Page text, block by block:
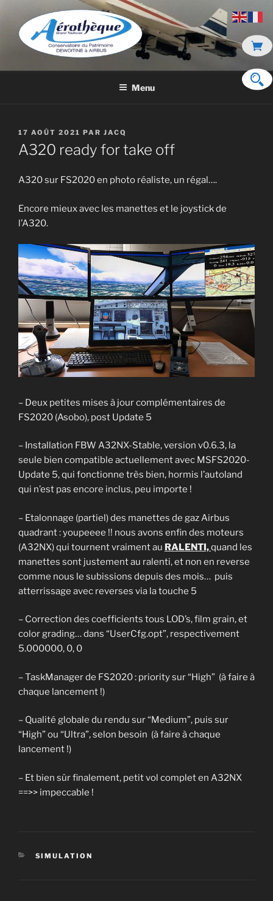
contenu
principal
DE DEWOITINE À AIRBUS
Menu
PUBLIÉ
LE
17 AOÛT 2021 PAR JACQ
A320 ready for take off
A320 sur FS2020 en photo réaliste, un régal….
Encore mieux avec les manettes et le joystick de
l’A320.
– Deux petites mises à jour complémentaires de
FS2020 (Asobo), post Update 5
– Installation FBW A32NX-Stable, version v0.6.3, la
seule bien compatible actuellement avec MSFS2020-
Update 5, qui fonctionne très bien, hormis l’autoland
qui n’est pas encore inclus, peu importe !
– Etalonnage (partiel) des manettes de gaz Airbus
quadrant : youpeeee !! nous avons enfin des moteurs
(A32NX) qui tournent vraiment au RALENTI,quand les
manettes sont justement au ralenti, et non en reverse
comme nous le subissions depuis des mois… puis
atterrissage avec reverses via la touche 5
– Correction des coefficients tous LOD’s, film grain, et
color grading… dans “UserCfg.opt”, respectivement
5.000000, 0, 0
– TaskManager de FS2020 : priority sur “High” (à faire à
chaque lancement !)
– Qualité globale du rendu sur “Medium”, puis sur
“High” ou “Ultra”, selon besoin (à faire à chaque
lancement !)
– Et bien sûr finalement, petit vol complet en A32NX
==>> impeccable !
CATÉGORIES
SIMULATION